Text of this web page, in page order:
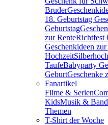
Bruder
18. Geburtstag
Geburtstag
zur RenteRichtfest
Geschenkideen
Hochzeit
TaufeBabyparty
GeburtGeschenke
Fanartikel
Filme & Serien
KidsMusik &
Themen
T-Shirt der Woche